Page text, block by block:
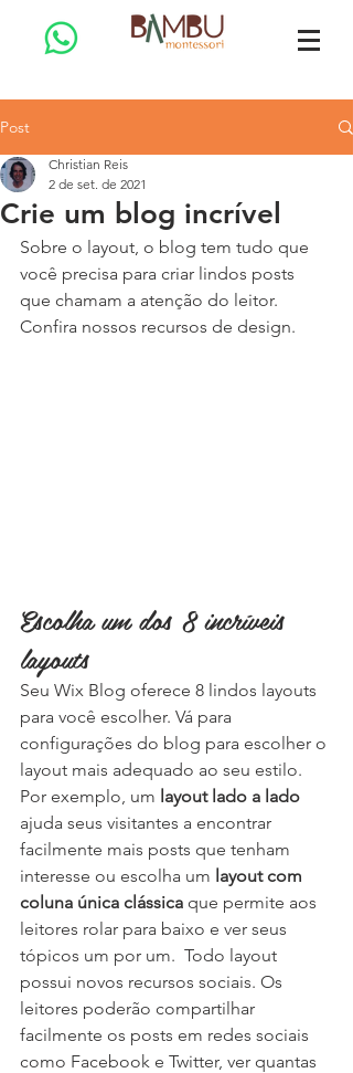
Post
Crie um blog incrível
Christian Reis
2 de set. de 2021
Sobre o layout, o blog tem tudo que
você precisa para criar lindos posts
que chamam a atenção do leitor.
Confira nossos recursos de design.
Escolha um dos 8 incríveis
layouts
Seu Wix Blog oferece 8 lindos layouts
para você escolher. Vá para
configurações do blog para escolher o
layout mais adequado ao seu estilo.
Por exemplo, um layout lado a lado
ajuda seus visitantes a encontrar
facilmente mais posts que tenham
interesse ou escolha um layout com
coluna única clássica que permite aos
leitores rolar para baixo e ver seus
tópicos um por um.  Todo layout
possui novos recursos sociais. Os
leitores poderão compartilhar
facilmente os posts em redes sociais
como Facebook e Twitter, ver quantas